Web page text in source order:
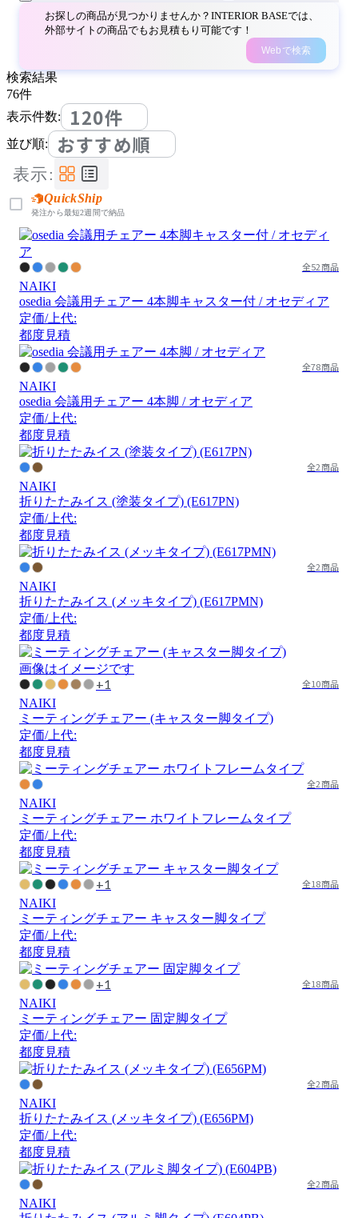
お探しの商品が見つかりませんか？INTERIOR BASEでは、
外部サイトの商品でもお見積もり可能です！
Webで検索
検索結果
76件
表示件数:
120件
並び順: おすすめ順
表示:
QuickShip
発注から最短2週間で納品
全52商品
NAIKI
osedia 会議用チェアー 4本脚キャスター付 / オセディア
定価/上代:
都度見積
全78商品
NAIKI
osedia 会議用チェアー 4本脚 / オセディア
定価/上代:
都度見積
全2商品
NAIKI
折りたたみイス (塗装タイプ) (E617PN)
定価/上代:
都度見積
全2商品
NAIKI
折りたたみイス (メッキタイプ) (E617PMN)
定価/上代:
都度見積
画像はイメージです
+1 全10商品
NAIKI
ミーティングチェアー (キャスター脚タイプ)
定価/上代:
都度見積
全2商品
NAIKI
ミーティングチェアー ホワイトフレームタイプ
定価/上代:
都度見積
+1 全18商品
NAIKI
ミーティングチェアー キャスター脚タイプ
定価/上代:
都度見積
+1 全18商品
NAIKI
ミーティングチェアー 固定脚タイプ
定価/上代:
都度見積
全2商品
NAIKI
折りたたみイス (メッキタイプ) (E656PM)
定価/上代:
都度見積
全2商品
NAIKI